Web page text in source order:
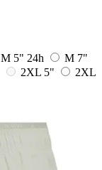
M 5" 24h
M 7"
2XL 5"
2XL